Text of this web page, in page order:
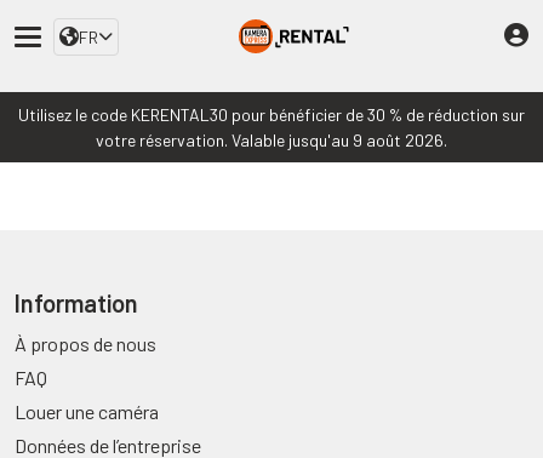
FR
Utilisez le code KERENTAL30 pour bénéficier de 30 % de réduction sur
votre réservation. Valable jusqu'au 9 août 2026.
Information
À propos de nous
FAQ
Louer une caméra
Données de l’entreprise